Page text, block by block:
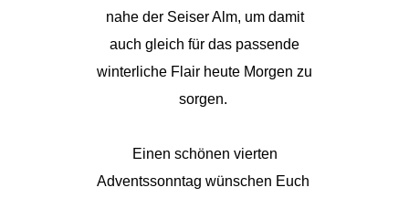
nahe der Seiser Alm, um damit
auch gleich für das passende
winterliche Flair heute Morgen zu
sorgen.
Einen schönen vierten
Adventssonntag wünschen Euch